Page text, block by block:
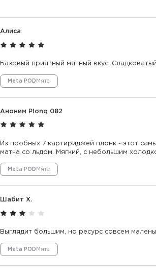
Алиса
Базовый приятный мятный вкус.
Meta POD Мята
Аноним Plonq 082
Из пробных 7 картириджей плонк - этот
матча со льдом. Мягкий, с небольшим
Meta POD Мята
Шабит Х.
Выглядит большим, но ресурс совсем
Meta POD Мята